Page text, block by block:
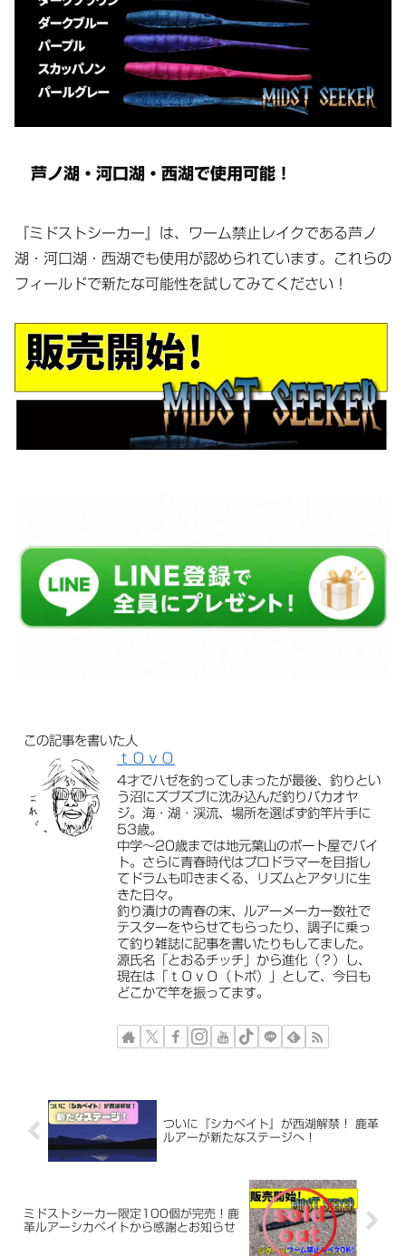
芦ノ湖・河口湖・西湖で使用可能！
『ミドストシーカー』は、ワーム禁止レイクである芦ノ
湖・河口湖・西湖でも使用が認められています。これらの
フィールドで新たな可能性を試してみてください！
この記事を書いた人
ｔＯｖＯ
4才でハゼを釣ってしまったが最後、釣りとい
う沼にズブズブに沈み込んだ釣りバカオヤ
ジ。海・湖・渓流、場所を選ばず釣竿片手に
53歳。
中学〜20歳までは地元葉山のボート屋でバイ
ト。さらに青春時代はプロドラマーを目指し
てドラムも叩きまくる、リズムとアタリに生
きた日々。
釣り漬けの青春の末、ルアーメーカー数社で
テスターをやらせてもらったり、調子に乗っ
て釣り雑誌に記事を書いたりもしてました。
源氏名「とおるチッチ」から進化（？）し、
現在は「ｔＯｖＯ（トボ）」として、今日も
どこかで竿を振ってます。
ついに『シカベイト』が西湖解禁！ 鹿革
ルアーが新たなステージへ！
ミドストシーカー限定100個が完売！鹿
革ルアーシカベイトから感謝とお知らせ